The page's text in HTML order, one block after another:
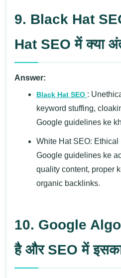
9. Black Hat
Hat SEO में क्या
Answer:
Black Hat SEO :
keyword stuffing,
Google guidelines ke
White Hat SEO:
Google guidelines ke
quality content, proper
organic backlinks.
10. Google
है और SEO में इसका